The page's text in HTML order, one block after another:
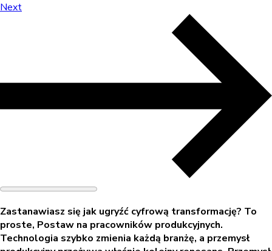
Next
Zastanawiasz się jak ugryźć cyfrową transformację? To
proste, Postaw na pracowników produkcyjnych.
Technologia szybko zmienia każdą branżę, a przemysł